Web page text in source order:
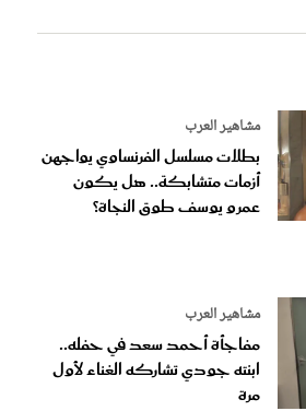
مشاهير العرب
بطلات مسلسل الفرنساوي يواجهن
أزمات متشابكة.. هل يكون
عمرو يوسف طوق النجاة؟
مشاهير العرب
مفاجأة أحمد سعد في حفله..
ابنته جودي تشاركه الغناء لأول
مرة